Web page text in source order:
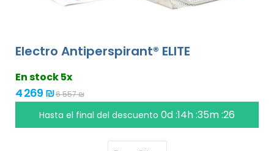
Electro Antiperspirant® ELITE
En stock 5x
4 269 ₪6 557 ₪
Hasta el final del descuento 0d :14h :35m :26